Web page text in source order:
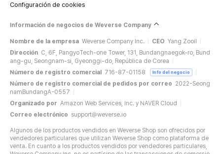
Configuración de cookies
Información de negocios de Weverse Company
Nombre de la empresa Weverse Company Inc. CEO Yang Zooil
Dirección C, 6F, PangyoTech-one Tower, 131, Bundangnaegok-ro, Bund
ang-gu, Seongnam-si, Gyeonggi-do, República de Corea
Número de registro comercial
716-87-01158 Info del negocio
Número de registro comercial de pedidos por correo 2022-Seong
namBundangA-0557
Organizado por Amazon Web Services, Inc. y NAVER Cloud
Correo electrónico support@weverse.io
Algunos de los productos vendidos en Weverse Shop son ofrecidos por
vendedores particulares que utilizan Weverse Shop como plataforma de
venta. En cuanto a los productos vendidos por vendedores particulares,